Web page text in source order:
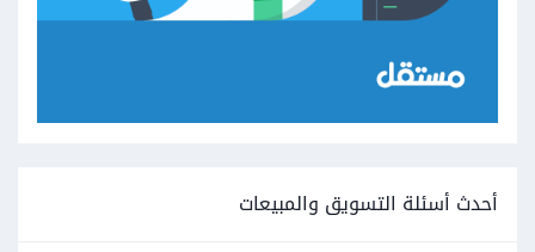
أحدث أسئلة التسويق والمبيعات